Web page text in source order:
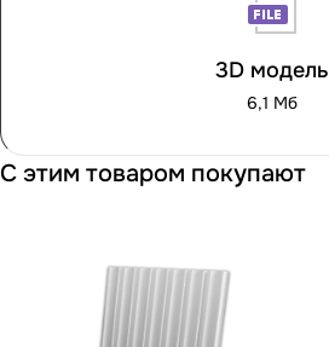
3D модель
6,1 Мб
С этим товаром покупают